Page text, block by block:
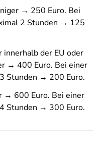
→ 250 Euro. Bei
2 Stunden → 125
der EU oder
→ 400 Euro. Bei einer
Stunden → 200 Euro.
→ 600 Euro. Bei einer
Stunden → 300 Euro.